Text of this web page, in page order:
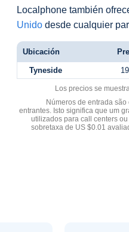
Localphone también
Unido desde cualquier
Ubicación
Tyneside
Los precios se
Números de entrada
entrantes. Isto significa que um
utilizados para call centers
sobretaxa de US $0.01